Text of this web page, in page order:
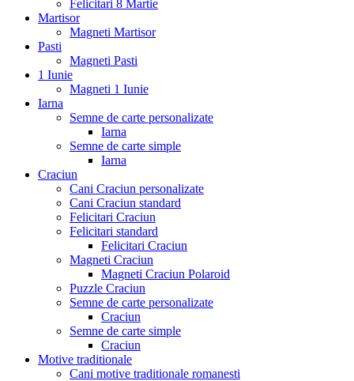
Felicitari 8 Martie
Martisor
Magneti Martisor
Pasti
Magneti Pasti
1 Iunie
Magneti 1 Iunie
Iarna
Semne de carte personalizate
Iarna
Semne de carte simple
Iarna
Craciun
Cani Craciun personalizate
Cani Craciun standard
Felicitari Craciun
Felicitari standard
Felicitari Craciun
Magneti Craciun
Magneti Craciun Polaroid
Puzzle Craciun
Semne de carte personalizate
Craciun
Semne de carte simple
Craciun
Motive traditionale
Cani motive traditionale romanesti